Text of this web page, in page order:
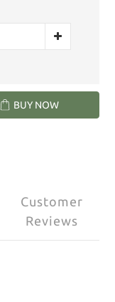
BUY NOW
Customer
Reviews